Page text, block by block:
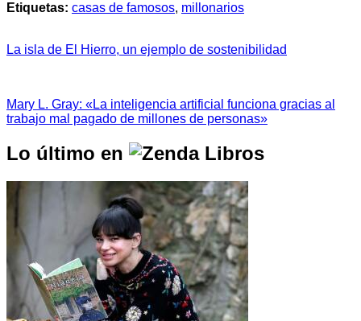
Etiquetas: casas de famosos, millonarios
La isla de El Hierro, un ejemplo de sostenibilidad
Mary L. Gray: «La inteligencia artificial funciona gracias al
trabajo mal pagado de millones de personas»
Lo último en